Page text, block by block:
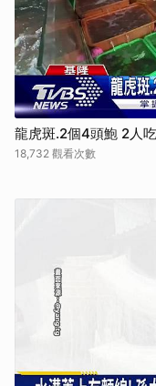
龍虎斑.2個4頭鮑 2人
18,732 觀看次數